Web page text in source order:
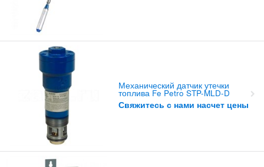
Механический датчик утечки
топлива Fe Petro STP-MLD-D
Свяжитесь с нами насчет цены